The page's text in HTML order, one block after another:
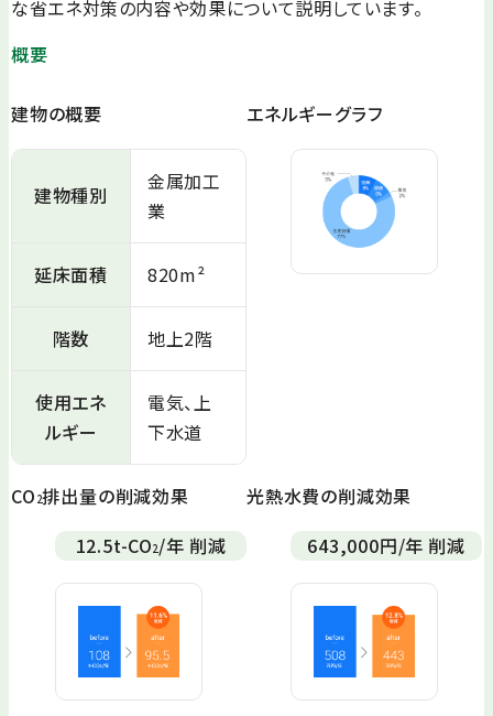
な省エネ対策の内容や効果について説明しています。
概要
建物の概要
建物種別
金属加工
業
延床面積 820m²
階数 地上2階
使用エネ
ルギー
電気、上
下水道
エネルギーグラフ
CO 2排出量の削減効果
12.5t-CO2/年 削減
光熱水費の削減効果
643,000円/年 削減